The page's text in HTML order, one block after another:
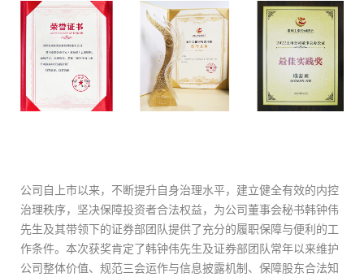
公司自上市以来，不断提升自身治理水平，建立健全有效的内控
治理秩序，坚决保障投资者合法权益，为公司董事会秘书韩钟伟
先生及其带领下的证券部团队提供了充分的履职保障与便利的工
作条件。本次获奖肯定了韩钟伟先生及证券部团队常年以来维护
公司整体价值、规范三会运作与信息披露机制、保障股东合法知